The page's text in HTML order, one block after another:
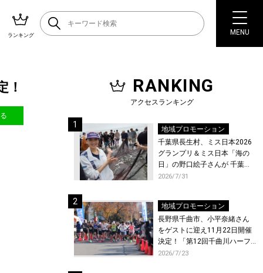
ランキング MENU
！ RANKING
アクセスランキング
地域プロモーション
千葉県長生村、ミス日本2026
グランプリ＆ミス日本「海の
日」の野口絵子さんが 千葉県
唯一の村・長生村で地引網を
2026/7/31
地域プロモーション
長野県千曲市、小平奈緒さん
をゲストに迎え11月22日開催
決定！「第12回千曲川ハーフ
マラソン」エントリー受付開
2026/7/23